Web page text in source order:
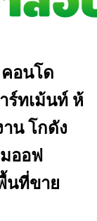
อนโด
ร์ทเม้นท์ ห้
น โกดัง
ออฟ
นที่ขาย